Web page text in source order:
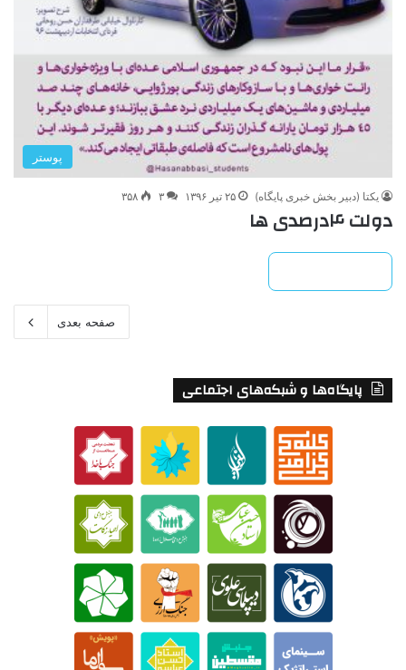
پوستر
یکتا (دبیر بخش خبری پایگاه) ۲۵ تیر ۱۳۹۶ ۳ ۳۵۸
دولت ۴درصدی ها
صفحه بعدی
پایگاه‌ها و شبکه‌های اجتماعی